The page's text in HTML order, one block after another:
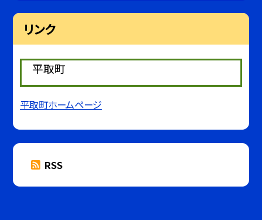
リンク
平取町
平取町ホームページ
RSS